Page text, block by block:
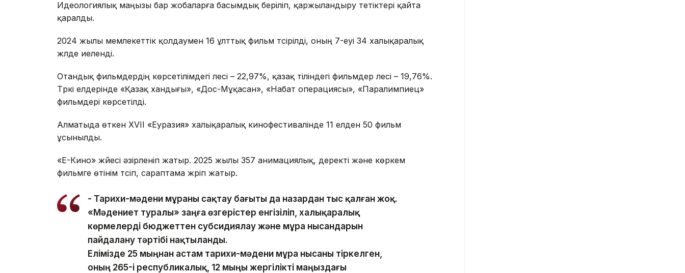
Идеологиялық маңызы бар жобаларға басымдық беріліп, қаржыландыру тетіктері қайта
қаралды.
2024 жылы мемлекеттік қолдаумен 16 ұлттық фильм түсірілді, оның 7-еуі 34 халықаралық
жүлде иеленді.
Отандық фильмдердің көрсетілімдегі үлесі – 22,97%, қазақ тіліндегі фильмдер үлесі – 19,76%.
Түркі елдерінде «Қазақ хандығы», «Дос-Мұқасан», «Набат операциясы», «Паралимпиец»
фильмдері көрсетілді.
Алматыда өткен XVII «Еуразия» халықаралық кинофестивалінде 11 елден 50 фильм
ұсынылды.
«E-Кино» жүйесі әзірленіп жатыр. 2025 жылы 357 анимациялық, деректі және көркем
фильмге өтінім түсіп, сараптама жүріп жатыр.
- Тарихи-мәдени мұраны сақтау бағыты да назардан тыс қалған жоқ.
«Мәдениет туралы» заңға өзгерістер енгізіліп, халықаралық
көрмелерді бюджеттен субсидиялау және мұра нысандарын
пайдалану тәртібі нақтыланды.
Елімізде 25 мыңнан астам тарихи-мәдени мұра нысаны тіркелген,
оның 265-і республикалық, 12 мыңы жергілікті маңыздағы